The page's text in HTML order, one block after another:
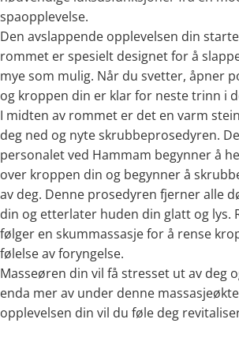
spaopplevelse.
Den avslappende opplevelsen din
rommet er spesielt designet for å
mye som mulig. Når du svetter, åpner
og kroppen din er klar for neste trinn i
I midten av rommet er det en varm
deg ned og nyte skrubbeprosedyren.
personalet ved Hammam begynner å
over kroppen din og begynner å
av deg. Denne prosedyren fjerner alle
din og etterlater huden din glatt og lys.
følger en skummassasje for å rense
følelse av foryngelse.
Masseøren din vil få stresset ut av deg
enda mer av under denne
opplevelsen din vil du føle deg